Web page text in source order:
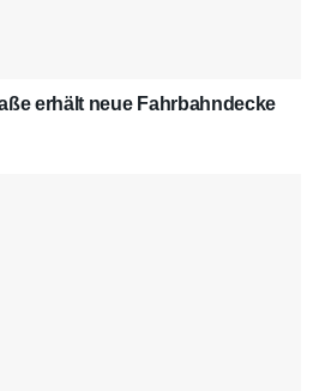
erhält neue Fahrbahndecke